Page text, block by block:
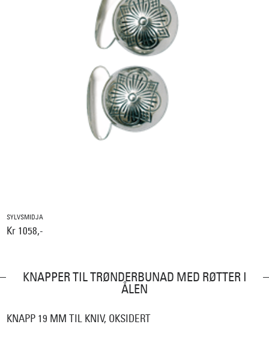
SYLVSMIDJA
Kr 1058,-
KNAPPER TIL TRØNDERBUNAD MED RØTTER I
ÅLEN
KNAPP 19 MM TIL KNIV, OKSIDERT